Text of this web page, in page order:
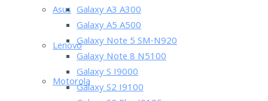
Asus
Lenovo
Motorola
Galaxy A3 A300
Galaxy A5 A500
Galaxy Note 5 SM-N920
Galaxy Note 8 N5100
Galaxy S I9000
Galaxy S2 I9100